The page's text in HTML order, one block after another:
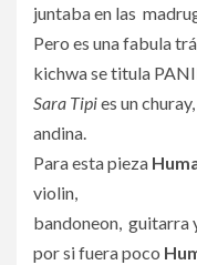
juntaba en las
Pero es una fabula
kichwa se titula
Sara Tipies un
andina.
Para esta pieza
violin,
bandoneon, guitarra
por si fuera poco